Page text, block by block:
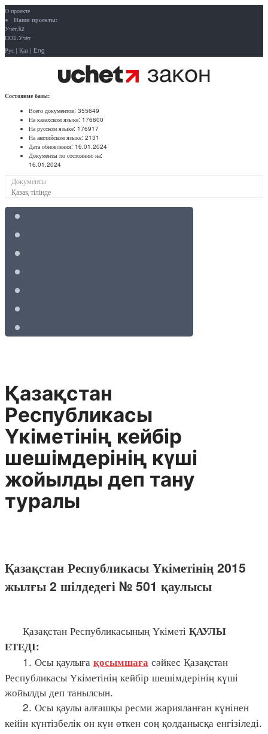
О проекте
Наши проекты:
Учёт.kz
ПОБ.Учёт
Рус | Қаз | Eng
Состояние базы:
Всего документов: 355649
На казахском языке: 176600
На русском языке: 176917
На английском языке: 2131
Дата обновления: 16.01.2024
Документы по состоянию на:
16.01.2024
Документы
Қазақ тілінде
Қазақстан
Республикасы
Үкіметінің кейбір
шешімдерінің күші
жойылды деп тану
туралы
Қазақстан Республикасы Үкіметінің 2015
жылғы 2 шілдедегі № 501 қаулысы
Қазақстан Республикасының Үкіметі ҚАУЛЫ
ЕТЕДІ:
1. Осы қаулыға қосымшаға сәйкес Қазақстан
Республикасы Үкіметінің кейбір шешімдерінің күші
жойылды деп танылсын.
2. Осы қаулы алғашқы ресми жарияланған күнінен
кейін күнтізбелік он күн өткен соң қолданысқа енгізіледі.